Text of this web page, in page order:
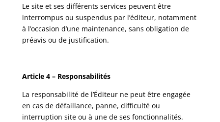
Le site et ses différents services peuvent être
interrompus ou suspendus par l’éditeur, notamment
à l’occasion d’une maintenance, sans obligation de
préavis ou de justification.
Article 4 – Responsabilités
La responsabilité de l’Éditeur ne peut être engagée
en cas de défaillance, panne, difficulté ou
interruption site ou à une de ses fonctionnalités.